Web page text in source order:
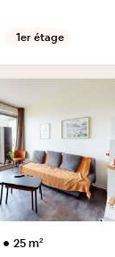
1er étage
25m²